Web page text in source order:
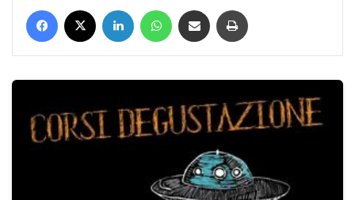
Facebook LinkedIn WhatsApp Condividi via mail